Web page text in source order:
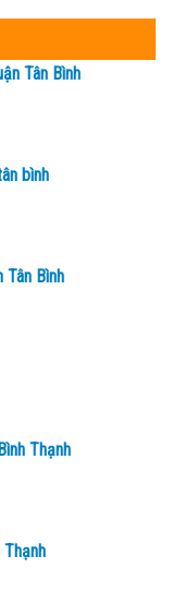
Tân Bình
bình
Bình
Thạnh